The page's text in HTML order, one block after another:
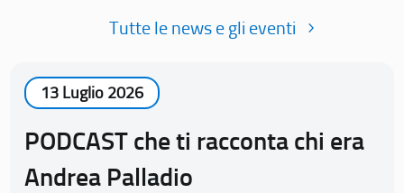
Tutte le news e gli eventi
13 Luglio 2026
PODCAST che ti racconta chi era
Andrea Palladio